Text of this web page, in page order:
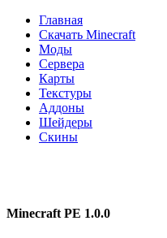
Главная
Скачать Minecraft
Моды
Сервера
Карты
Текстуры
Аддоны
Шейдеры
Скины
Minecraft PE 1.0.0